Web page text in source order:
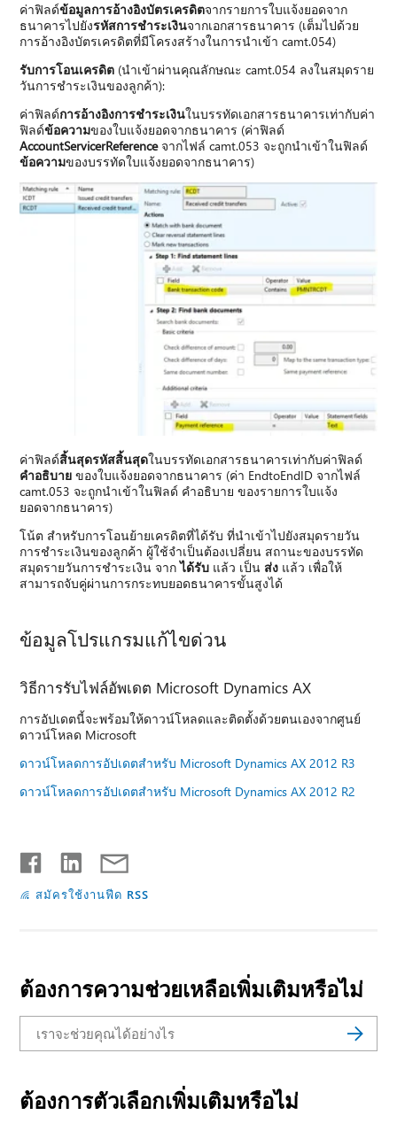
ค่าฟิลด์ข้อมูลการอ้างอิงบัตรเครดิตจากรายการใบแจ้งยอดจาก
ธนาคารไปยังรหัสการชําระเงินจากเอกสารธนาคาร (เต็มไปด้วย
การอ้างอิงบัตรเครดิตที่มีโครงสร้างในการนําเข้า camt.054)
รับการโอนเครดิต (นําเข้าผ่านคุณลักษณะ camt.054 ลงในสมุดราย
วันการชําระเงินของลูกค้า):
ค่าฟิลด์การอ้างอิงการชําระเงินในบรรทัดเอกสารธนาคารเท่ากับค่า
ฟิลด์ข้อความของใบแจ้งยอดจากธนาคาร (ค่าฟิลด์
AccountServicerReferenceจากไฟล์ camt.053 จะถูกนําเข้าในฟิลด์
ข้อความของบรรทัดใบแจ้งยอดจากธนาคาร)
ค่าฟิลด์สิ้นสุดรหัสสิ้นสุดในบรรทัดเอกสารธนาคารเท่ากับค่าฟิลด์
คําอธิบาย ของใบแจ้งยอดจากธนาคาร (ค่า EndtoEndID จากไฟล์
camt.053 จะถูกนําเข้าในฟิลด์ คําอธิบาย ของรายการใบแจ้ง
ยอดจากธนาคาร)
โน้ต สําหรับการโอนย้ายเครดิตที่ได้รับ ที่นําเข้าไปยังสมุดรายวัน
การชําระเงินของลูกค้า ผู้ใช้จําเป็นต้องเปลี่ยน สถานะของบรรทัด
สมุดรายวันการชําระเงิน จากได้รับ แล้ว เป็น ส่ง แล้ว เพื่อให้
สามารถจับคู่ผ่านการกระทบยอดธนาคารขั้นสูงได้
ข้อมูลโปรแกรมแก้ไขด่วน
วิธีการรับไฟล์อัพเดต Microsoft Dynamics AX
การอัปเดตนี้จะพร้อมให้ดาวน์โหลดและติดตั้งด้วยตนเองจากศูนย์
ดาวน์โหลด Microsoft
ดาวน์โหลดการอัปเดตสําหรับ Microsoft Dynamics AX 2012 R3
ดาวน์โหลดการอัปเดตสําหรับ Microsoft Dynamics AX 2012 R2
สมัครใช้งานฟีด RSS
ต้องการความช่วยเหลือเพิ่มเติมหรือไม่
ต้องการตัวเลือกเพิ่มเติมหรือไม่